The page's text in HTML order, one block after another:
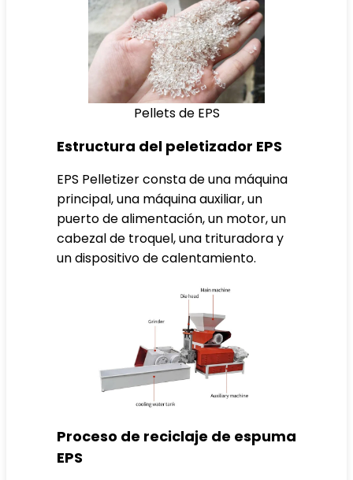
Pellets de EPS
Estructura del peletizador EPS
EPS Pelletizer consta de una máquina
principal, una máquina auxiliar, un
puerto de alimentación, un motor, un
cabezal de troquel, una trituradora y
un dispositivo de calentamiento.
Proceso de reciclaje de espuma
EPS